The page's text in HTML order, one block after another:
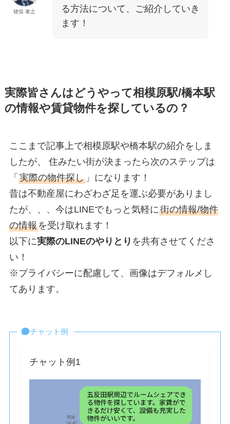
猪俣 泰之
る方法について、ご紹介していき
ます！
実際皆さんはどうやって相模原駅/橋本駅
の情報や賃貸物件を探しているの？
ここまで記事上で相模原駅や橋本駅の紹介をしま
したが、 住みたい街が決まったら次のステップは
「 実際の物件探し」になります！
昔は不動産屋にわざわざ足を運ぶ必要がありまし
たが、、、今はLINEでもっと気軽に街の情報/物件
の情報を受け取れます！
以下に実際のLINEのやりとり を共有させてくださ
い！
※プライバシーに配慮して、画像はデフォルメし
てあります。
チャット例
チャット例1